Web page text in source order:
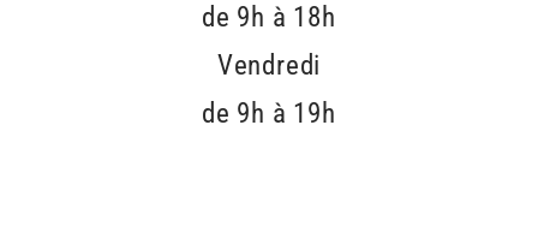
de 9h à 18h
Vendredi
de 9h à 19h